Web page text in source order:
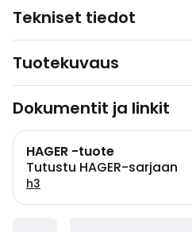
Tekniset tiedot
Tuotekuvaus
Dokumentit ja linkit
HAGER -tuote
Tutustu HAGER-sarjaan
h3